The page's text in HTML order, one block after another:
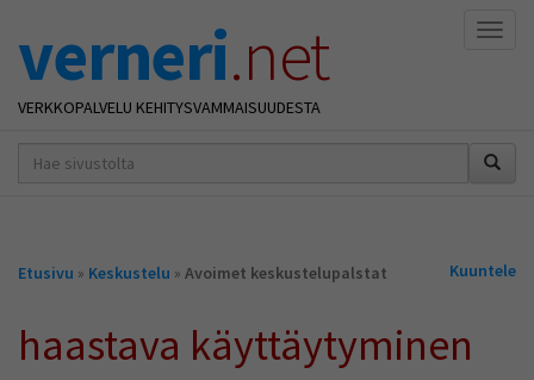
verneri.net
VERKKOPALVELU KEHITYSVAMMAISUUDESTA
hakusana(t)
Olet
Etusivu » Keskustelu » Avoimet keskustelupalstat Kuuntele
haastava käyttäytyminen